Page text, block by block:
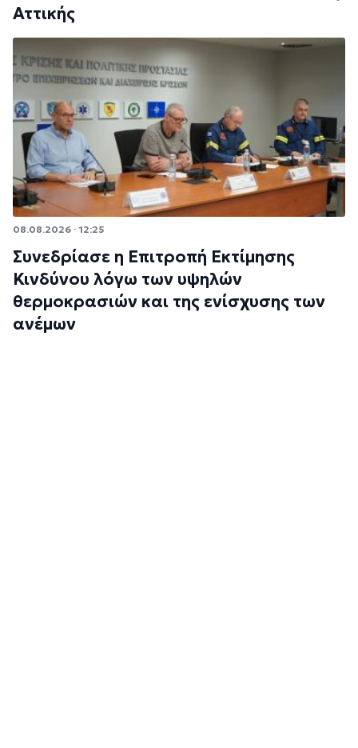
Αττικής
08.08.2026 · 12:25
Συνεδρίασε η Επιτροπή Εκτίμησης
Κινδύνου λόγω των υψηλών
θερμοκρασιών και της ενίσχυσης των
ανέμων